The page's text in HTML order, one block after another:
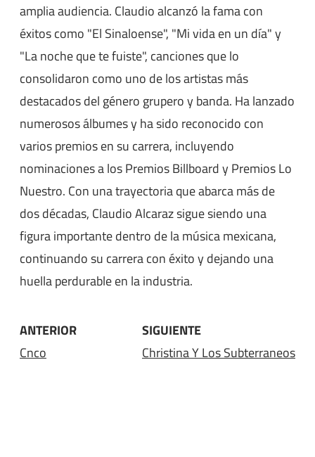
amplia audiencia. Claudio alcanzó la fama con
éxitos como "El Sinaloense", "Mi vida en un día" y
"La noche que te fuiste", canciones que lo
consolidaron como uno de los artistas más
destacados del género grupero y banda. Ha lanzado
numerosos álbumes y ha sido reconocido con
varios premios en su carrera, incluyendo
nominaciones a los Premios Billboard y Premios Lo
Nuestro. Con una trayectoria que abarca más de
dos décadas, Claudio Alcaraz sigue siendo una
figura importante dentro de la música mexicana,
continuando su carrera con éxito y dejando una
huella perdurable en la industria.
ANTERIOR
Cnco
SIGUIENTE
Christina Y Los Subterraneos